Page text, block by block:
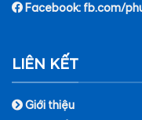
Facebook: fb.com/
LIÊN KẾT
Giới thiệu